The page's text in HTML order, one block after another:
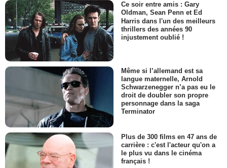
Ce soir entre amis : Gary
Oldman, Sean Penn et Ed
Harris dans l'un des meilleurs
thrillers des années 90
injustement oublié !
Même si l’allemand est sa
langue maternelle, Arnold
Schwarzenegger n’a pas eu le
droit de doubler son propre
personnage dans la saga
Terminator
Plus de 300 films en 47 ans de
carrière : c'est l'acteur qu'on a
le plus vu dans le cinéma
français !